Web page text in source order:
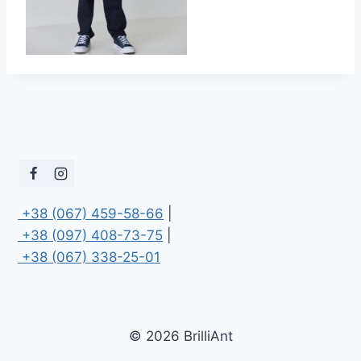
+38 (067) 459-58-66
+38 (097) 408-73-75
+38 (067) 338-25-01
© 2026 BrilliAnt